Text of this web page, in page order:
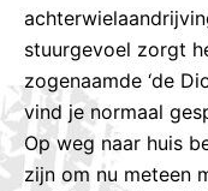
stuurgevoel zorgt
zogenaamde ‘de
vind je normaal
Op weg naar huis
zijn om nu meteen